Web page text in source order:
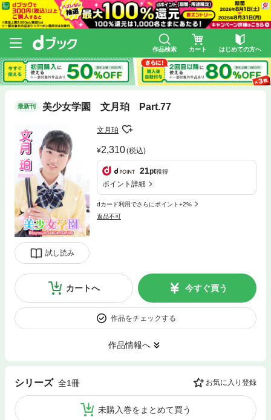
作品検索 カート はじめての方へ
最新刊 美少女学園 文月珀 Part.77
試し読み
文月珀
2,310(税込)
21pt獲得
ポイント詳細
dカード利用でさらにポイント+2%
返品不可
カートへ 今すぐ買う
作品をチェックする
作品情報へ
シリーズ 全1冊 お気に入り登録
未購入巻をまとめて買う